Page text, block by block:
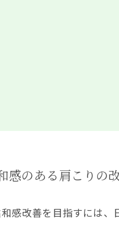
感のある肩こりの
感改善を目指すには、